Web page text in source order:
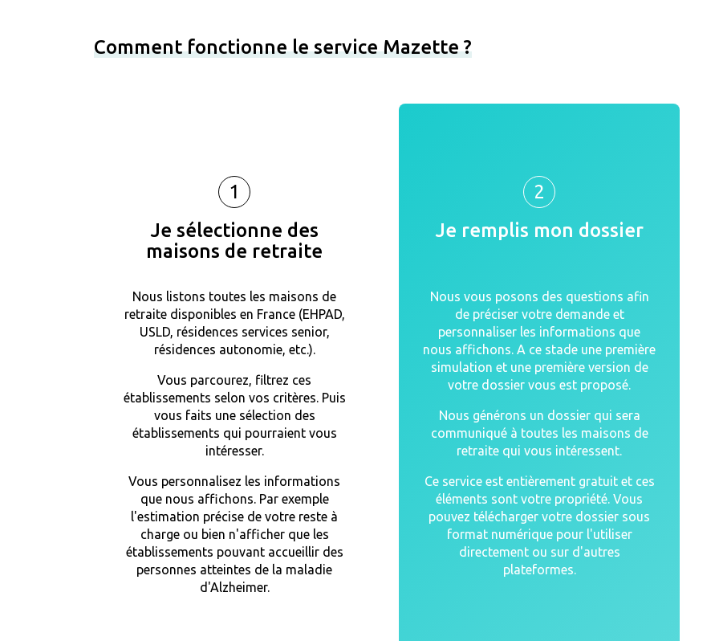
Comment fonctionne le service Mazette ?
1
Je sélectionne des
maisons de retraite
Nous listons toutes les maisons de
retraite disponibles en France (EHPAD,
USLD, résidences services senior,
résidences autonomie, etc.).
Vous parcourez, filtrez ces
établissements selon vos critères. Puis
vous faits une sélection des
établissements qui pourraient vous
intéresser.
Vous personnalisez les informations
que nous affichons. Par exemple
l'estimation précise de votre reste à
charge ou bien n'afficher que les
établissements pouvant accueillir des
personnes atteintes de la maladie
d'Alzheimer.
2
Je remplis mon dossier
Nous vous posons des questions afin
de préciser votre demande et
personnaliser les informations que
nous affichons. A ce stade une première
simulation et une première version de
votre dossier vous est proposé.
Nous générons un dossier qui sera
communiqué à toutes les maisons de
retraite qui vous intéressent.
Ce service est entièrement gratuit et ces
éléments sont votre propriété. Vous
pouvez télécharger votre dossier sous
format numérique pour l'utiliser
directement ou sur d'autres
plateformes.